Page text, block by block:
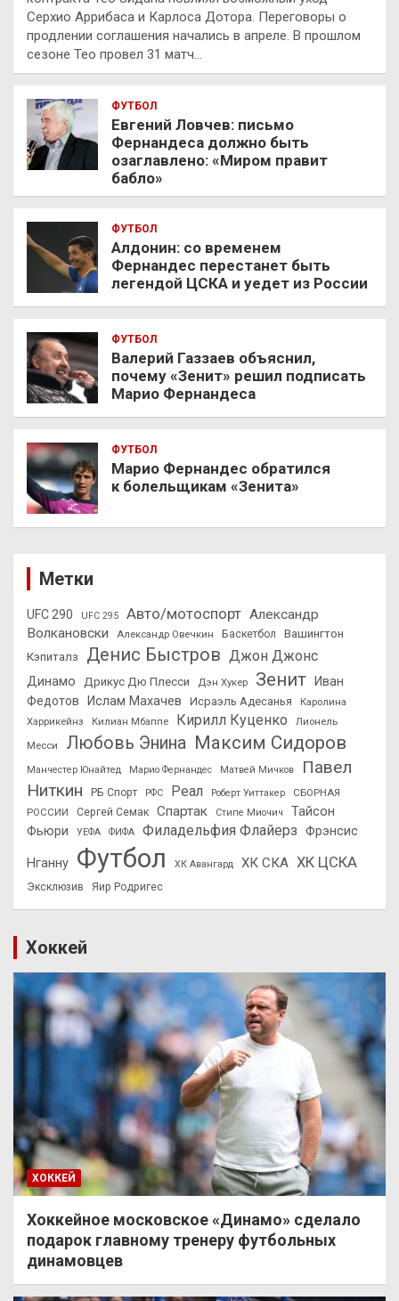
Серхио Аррибаса и Карлоса Дотора. Переговоры о
продлении соглашения начались в апреле. В прошлом
сезоне Тео провел 31 матч…
ФУТБОЛ
Евгений Ловчев: письмо
Фернандеса должно быть
озаглавлено: «Миром правит
бабло»
ФУТБОЛ
Алдонин: со временем
Фернандес перестанет быть
легендой ЦСКА и уедет из России
ФУТБОЛ
Валерий Газзаев объяснил,
почему «Зенит» решил подписать
Марио Фернандеса
ФУТБОЛ
Марио Фернандес обратился
к болельщикам «Зенита»
Метки
UFC 290 UFC 295 Авто/мотоспорт Александр
Волкановски
Александр Овечкин Баскетбол
Вашингтон
Кэпиталз
Денис Быстров Джон Джонс
Динамо Дрикус Дю Плесси Дэн Хукер Зенит
Иван
Федотов
Ислам Махачев Исраэль Адесанья
Каролина
Харрикейнз
Килиан Мбаппе Кирилл Куценко
Лионель
Месси
Любовь Энина Максим Сидоров
Манчестер Юнайтед Марио Фернандес Матвей Мичков
Павел
Ниткин
РБ Спорт РФС Реал Роберт Уиттакер
СБОРНАЯ
РОССИИ
Сергей Семак Спартак Стипе Миочич
Тайсон
Фьюри
УЕФА ФИФА Филадельфия Флайерз Фрэнсис
Нганну Футбол ХК Авангард ХК СКА ХК ЦСКА
Эксклюзив Яир Родригес
Хоккей
ХОККЕЙ
Хоккейное московское «Динамо» сделало
подарок главному тренеру футбольных
динамовцев